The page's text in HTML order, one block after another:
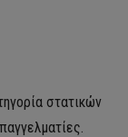
στατικών